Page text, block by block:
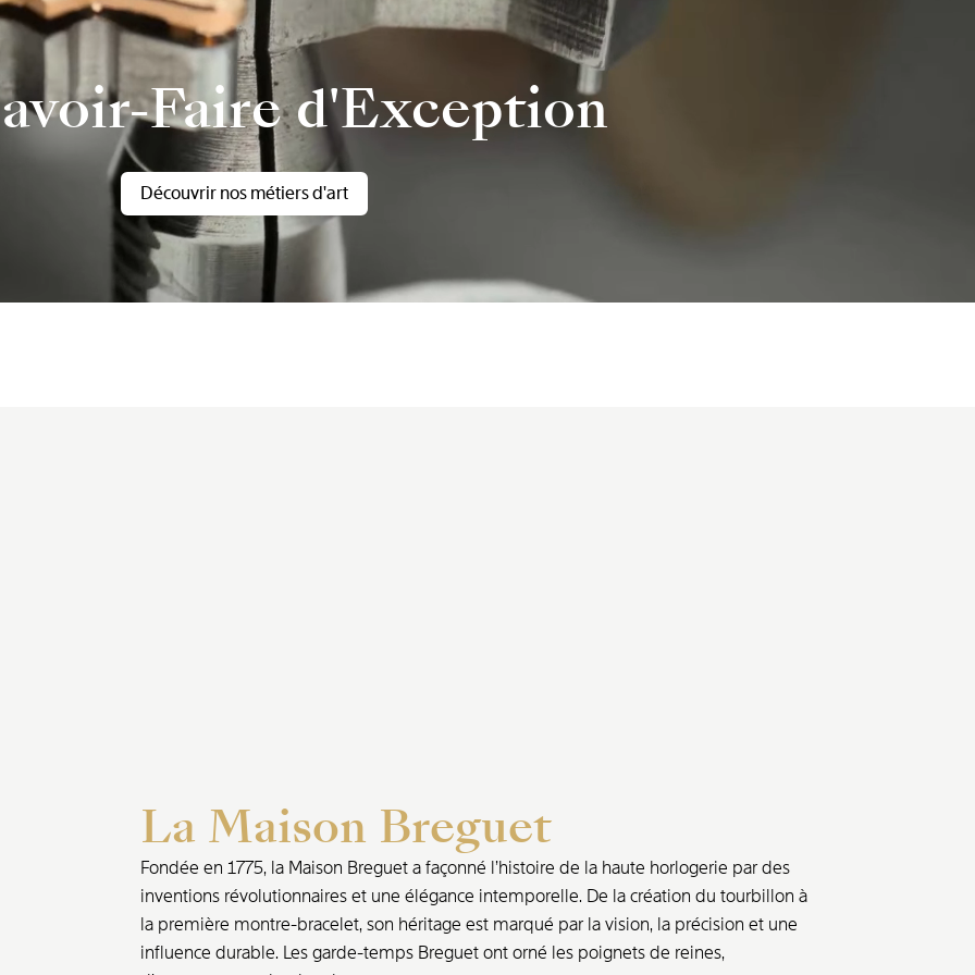
Faire d'Exception
Découvrir nos métiers d'art
La Maison Breguet
Fondée en 1775, la Maison Breguet a façonné l’histoire de la haute horlogerie par des
inventions révolutionnaires et une élégance intemporelle. De la création du tourbillon à
la première montre-bracelet, son héritage est marqué par la vision, la précision et une
influence durable. Les garde-temps Breguet ont orné les poignets de reines,